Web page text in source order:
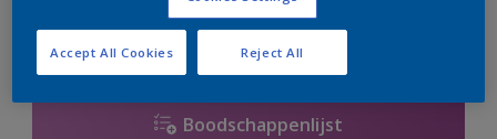
Boodschappenlijst
Reject All
Accept All Cookies